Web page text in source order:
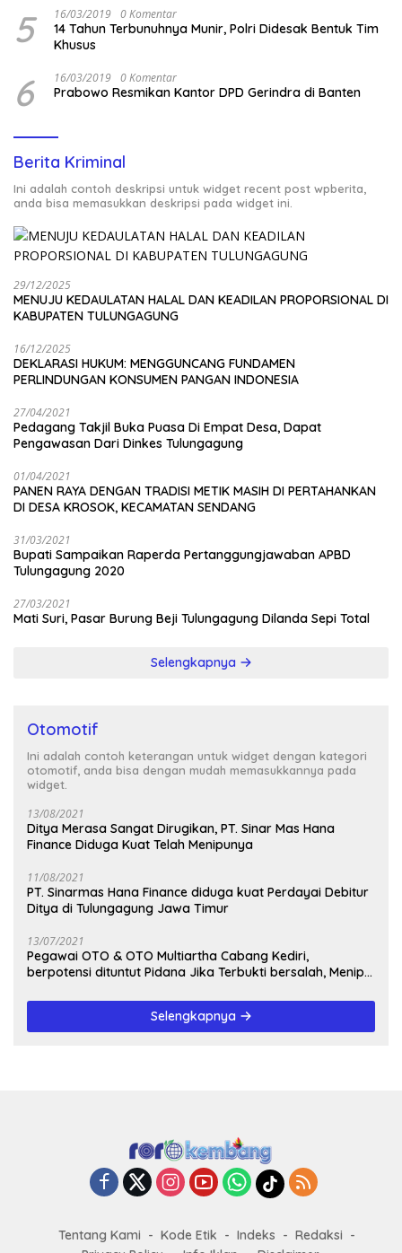
5 16/03/2019 0 Komentar
14 Tahun Terbunuhnya Munir, Polri Didesak Bentuk Tim
Khusus
6 16/03/2019 0 Komentar
Prabowo Resmikan Kantor DPD Gerindra di Banten
Berita Kriminal
Ini adalah contoh deskripsi untuk widget recent post wpberita,
anda bisa memasukkan deskripsi pada widget ini.
29/12/2025
MENUJU KEDAULATAN HALAL DAN KEADILAN PROPORSIONAL DI
KABUPATEN TULUNGAGUNG
16/12/2025
DEKLARASI HUKUM: MENGGUNCANG FUNDAMEN
PERLINDUNGAN KONSUMEN PANGAN INDONESIA
27/04/2021
Pedagang Takjil Buka Puasa Di Empat Desa, Dapat
Pengawasan Dari Dinkes Tulungagung
01/04/2021
PANEN RAYA DENGAN TRADISI METIK MASIH DI PERTAHANKAN
DI DESA KROSOK, KECAMATAN SENDANG
31/03/2021
Bupati Sampaikan Raperda Pertanggungjawaban APBD
Tulungagung 2020
27/03/2021
Mati Suri, Pasar Burung Beji Tulungagung Dilanda Sepi Total
Selengkapnya
Otomotif
Ini adalah contoh keterangan untuk widget dengan kategori
otomotif, anda bisa dengan mudah memasukkannya pada
widget.
13/08/2021
Ditya Merasa Sangat Dirugikan, PT. Sinar Mas Hana
Finance Diduga Kuat Telah Menipunya
11/08/2021
PT. Sinarmas Hana Finance diduga kuat Perdayai Debitur
Ditya di Tulungagung Jawa Timur
13/07/2021
Pegawai OTO & OTO Multiartha Cabang Kediri,
berpotensi dituntut Pidana Jika Terbukti bersalah, Menipu
Selengkapnya
Tentang Kami Kode Etik Indeks
Redaksi